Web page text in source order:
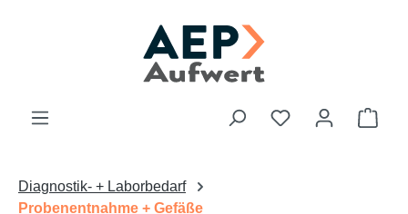
Du hast 0
Diagnostik- + Laborbedarf
Probenentnahme + Gefäße